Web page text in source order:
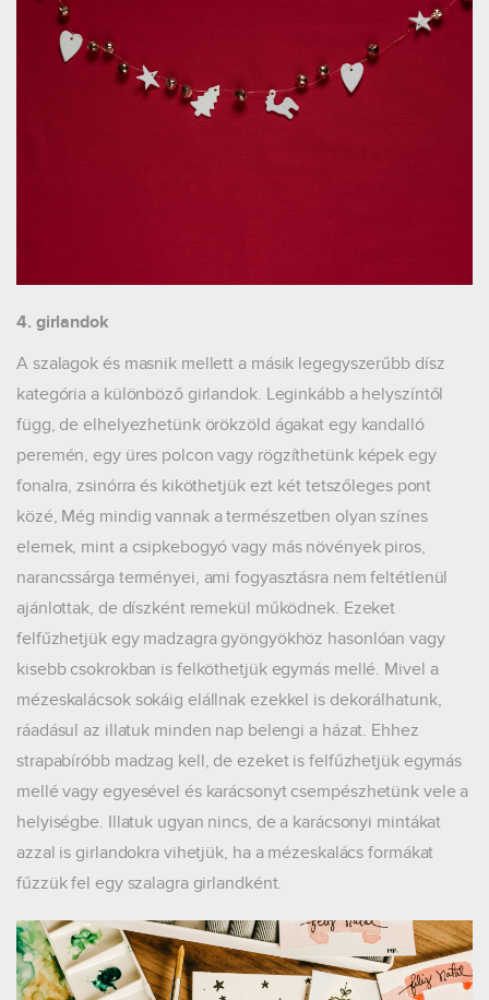
4. girlandok
A szalagok és masnik mellett a másik legegyszerűbb dísz
kategória a különböző girlandok. Leginkább a helyszíntől
függ, de elhelyezhetünk örökzöld ágakat egy kandalló
peremén, egy üres polcon vagy rögzíthetünk képek egy
fonalra, zsinórra és kiköthetjük ezt két tetszőleges pont
közé, Még mindig vannak a természetben olyan színes
elemek, mint a csipkebogyó vagy más növények piros,
narancssárga terményei, ami fogyasztásra nem feltétlenül
ajánlottak, de díszként remekül működnek. Ezeket
felfűzhetjük egy madzagra gyöngyökhöz hasonlóan vagy
kisebb csokrokban is felköthetjük egymás mellé. Mivel a
mézeskalácsok sokáig elállnak ezekkel is dekorálhatunk,
ráadásul az illatuk minden nap belengi a házat. Ehhez
strapabíróbb madzag kell, de ezeket is felfűzhetjük egymás
mellé vagy egyesével és karácsonyt csempészhetünk vele a
helyiségbe. Illatuk ugyan nincs, de a karácsonyi mintákat
azzal is girlandokra vihetjük, ha a mézeskalács formákat
fűzzük fel egy szalagra girlandként.